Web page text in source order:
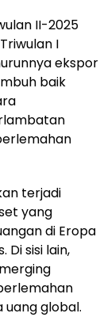
II-2025
I
ekspor
baik
terjadi
yang
di Eropa
sisi lain,
global.